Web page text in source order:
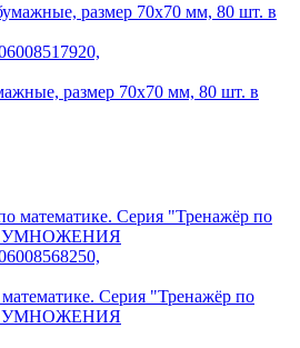
размер 70х70 мм, 80 шт. в
Серия "Тренажёр по
УМНОЖЕНИЯ